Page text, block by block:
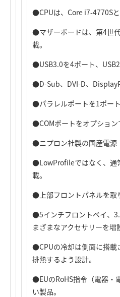
●CPUは、Core i7-4770S
●マザーボードは、第4世
載。
●USB3.0を4ポート、
●D-Sub、DVI-D、
●パラレルポートを1ポート
●COMポートをオプション
●ニプロン社製の国産電源
●LowProfileではなく、通
載。
●上部フロントパネルを取
●5インチフロントベイ、
まざまなアクセサリーを増
●CPUの冷却は側面に搭載
排熱するよう設計。
●EUのRoHS指令（電器・
い製品。